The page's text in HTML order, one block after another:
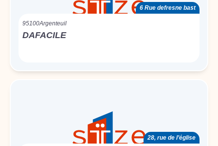
6 Rue defresne bast
95100Argenteuil
DAFACILE
28, rue de l’église